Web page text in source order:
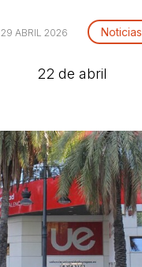
29 ABRIL 2026 Noticias
22 de abril